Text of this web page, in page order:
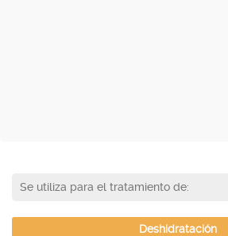
Se utiliza para el tratamiento de:
Deshidratación